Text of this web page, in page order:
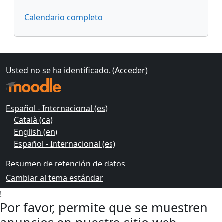
Calendario completo
Usted no se ha identificado. (Acceder)
Español - Internacional ‎(es)‎
Català ‎(ca)‎
English ‎(en)‎
Español - Internacional ‎(es)‎
Resumen de retención de datos
Cambiar al tema estándar
!
Por favor, permite que se muestren